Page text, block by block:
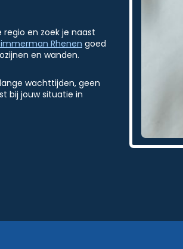
en zoek je naast
Rhenen goed
en wanden.
wachttijden, geen
bij jouw situatie in